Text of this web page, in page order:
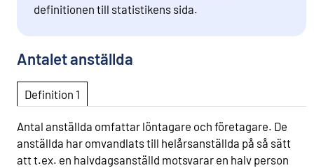
definitionen till statistikens sida.
Antalet anställda
Definition 1
Antal anställda omfattar löntagare och företagare. De
anställda har omvandlats till helårsanställda på så sätt
att t.ex. en halvdagsanställd motsvarar en halv person